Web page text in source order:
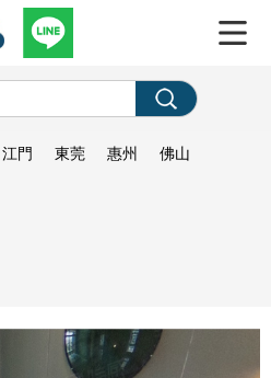
江門 東莞 惠州 佛山